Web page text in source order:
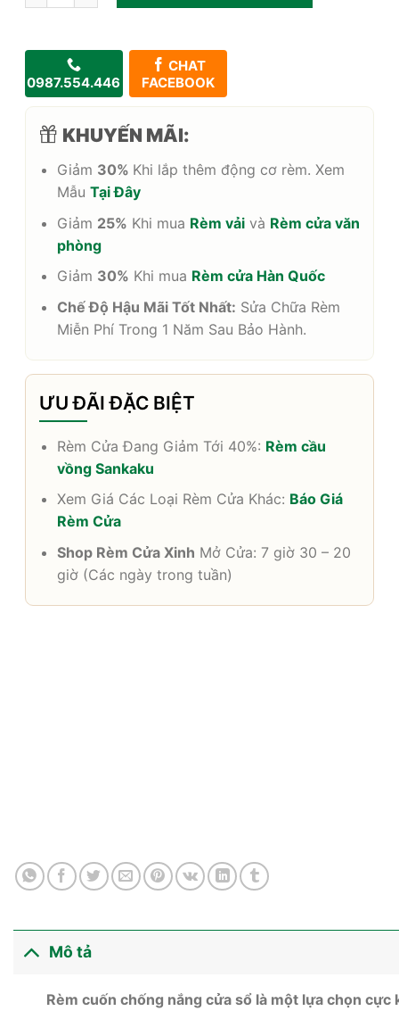
0987.554.446
CHAT
FACEBOOK
KHUYẾN MÃI:
Giảm 30% Khi lắp thêm động cơ rèm. Xem
MẫuTại Đây
Giảm 25% Khi mua Rèm vải và Rèm cửa văn
phòng
Giảm 30% Khi mua Rèm cửa Hàn Quốc
Chế Độ Hậu Mãi Tốt Nhất: Sửa Chữa Rèm
Miễn Phí Trong 1 Năm Sau Bảo Hành.
ƯU ĐÃI ĐẶC BIỆT
Rèm Cửa Đang Giảm Tới 40%: Rèm cầu
vồng Sankaku
Xem Giá Các Loại Rèm Cửa Khác: Báo Giá
Rèm Cửa
Shop Rèm Cửa Xinh Mở Cửa: 7 giờ 30 – 20
giờ (Các ngày trong tuần)
Mô tả
Rèm cuốn chống nắng cửa sổ là một lựa chọn